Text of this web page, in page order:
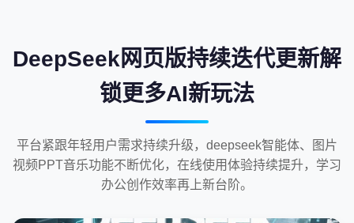
DeepSeek网页版持续迭代更新解
锁更多AI新玩法
平台紧跟年轻用户需求持续升级，deepseek智能体、图片
视频PPT音乐功能不断优化，在线使用体验持续提升，学习
办公创作效率再上新台阶。